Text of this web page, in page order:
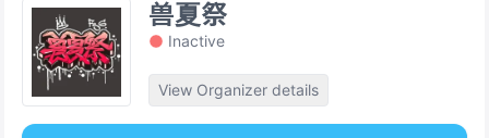
兽夏祭
Inactive
View Organizer details